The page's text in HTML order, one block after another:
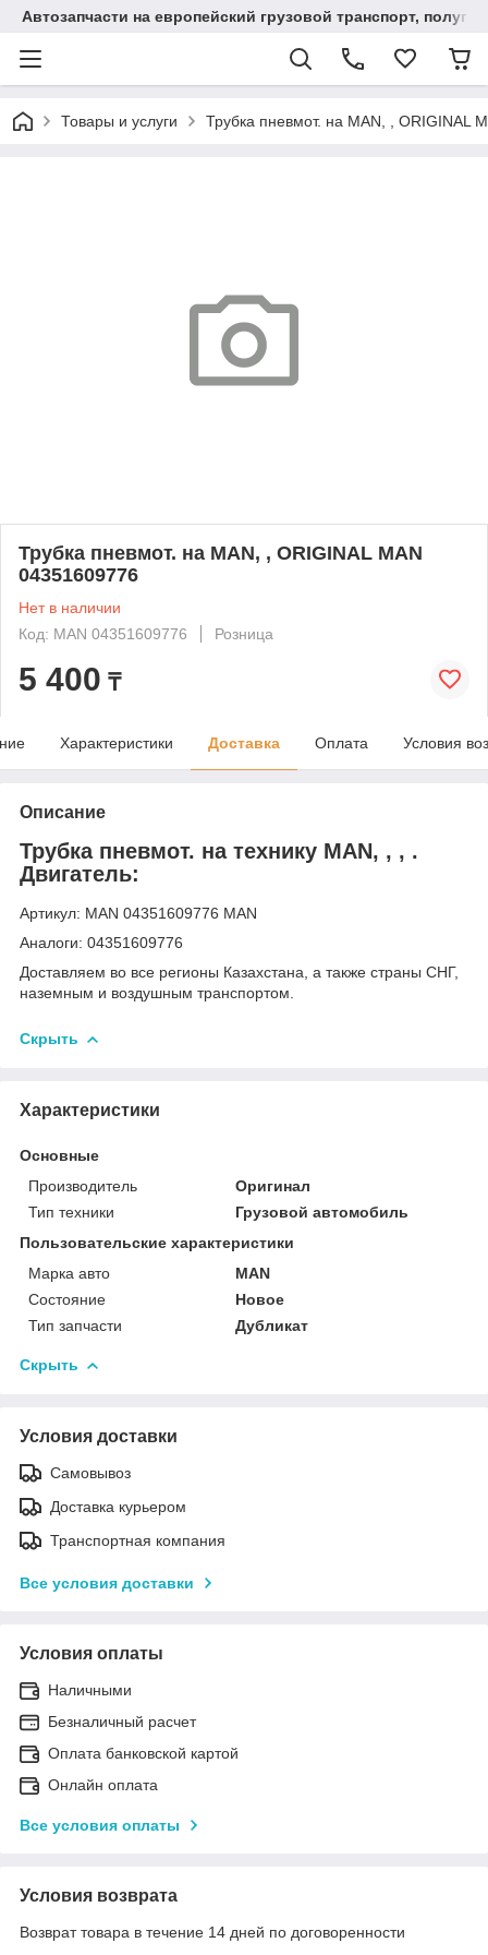
Автозапчасти на европейский грузовой транспорт,
Товары и услуги Трубка пневмот. на MAN, , ORIGINAL
Трубка пневмот. на MAN, , ORIGINAL MAN
04351609776
Нет в наличии
Код: MAN 04351609776
Розница
5 400 ₸
Характеристики Доставка Оплата Условия
Описание
Трубка пневмот. на технику MAN, , , .
Двигатель:
Артикул: MAN 04351609776 MAN
Аналоги: 04351609776
Доставляем во все регионы Казахстана, а также страны СНГ,
наземным и воздушным транспортом.
Скрыть
Характеристики
Основные
Производитель
Оригинал
Тип техники
Грузовой автомобиль
Пользовательские характеристики
Марка авто
MAN
Состояние
Новое
Тип запчасти
Дубликат
Скрыть
Условия доставки
Самовывоз
Доставка курьером
Транспортная компания
Все условия доставки
Условия оплаты
Наличными
Безналичный расчет
Оплата банковской картой
Онлайн оплата
Все условия оплаты
Условия возврата
Возврат товара в течение 14 дней по договоренности